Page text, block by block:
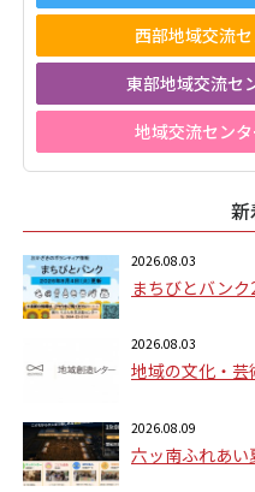
西部地域交流
東部地域交流セ
地域交流セン
新
2026.08.03
まちびとバン
2026.08.03
地域の文化・
2026.08.09
六ッ南ふれあい